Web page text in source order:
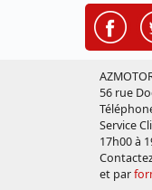
56 rue
Service
17h00 à
et par